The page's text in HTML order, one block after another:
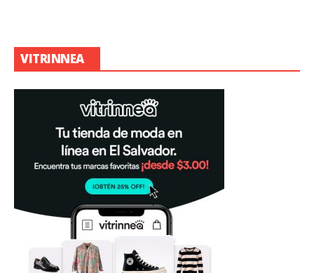
VITRINNEA